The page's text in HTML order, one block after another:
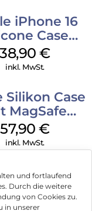
und fortlaufend
Durch die weitere
von Cookies zu.
in unserer
iPhone 16
Case
MagSafe
38,90€
inkl. MwSt.
Silikon Case
MagSafe
14 Pro
57,90€
inkl. MwSt.